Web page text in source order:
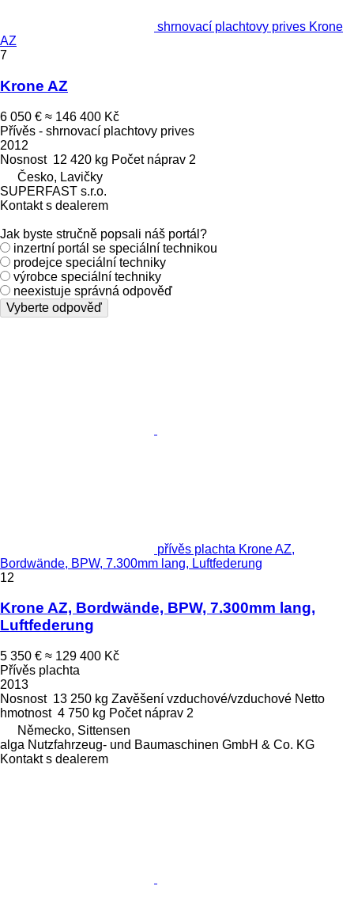
shrnovací plachtovy prives Krone
AZ
7
Krone AZ
6 050 € ≈ 146 400 Kč
Přívěs - shrnovací plachtovy prives
2012
Nosnost 12 420 kg Počet náprav 2
Česko, Lavičky
SUPERFAST s.r.o.
Kontakt s dealerem
Jak byste stručně popsali náš portál?
inzertní portál se speciální technikou
prodejce speciální techniky
výrobce speciální techniky
neexistuje správná odpověď
Vyberte odpověď
přívěs plachta Krone AZ,
Bordwände, BPW, 7.300mm lang, Luftfederung
12
Krone AZ, Bordwände, BPW, 7.300mm lang,
Luftfederung
5 350 € ≈ 129 400 Kč
Přívěs plachta
2013
Nosnost 13 250 kg Zavěšení vzduchové/vzduchové Netto
hmotnost 4 750 kg Počet náprav 2
Německo, Sittensen
alga Nutzfahrzeug- und Baumaschinen GmbH & Co. KG
Kontakt s dealerem